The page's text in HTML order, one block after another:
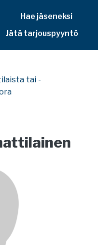
Hae jäseneksi
Jätä tarjouspyyntö
tai -